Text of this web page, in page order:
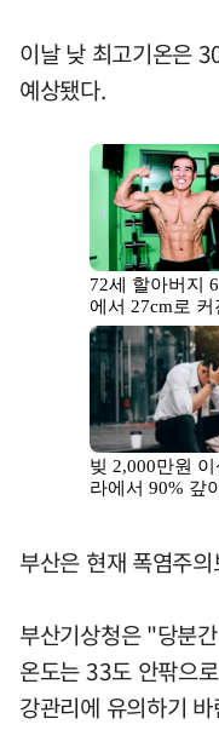
이날 낮 최고기온은
예상됐다.
부산은 현재 폭염주
부산기상청은 "당분
온도는 33도 안팎으
강관리에 유의하기